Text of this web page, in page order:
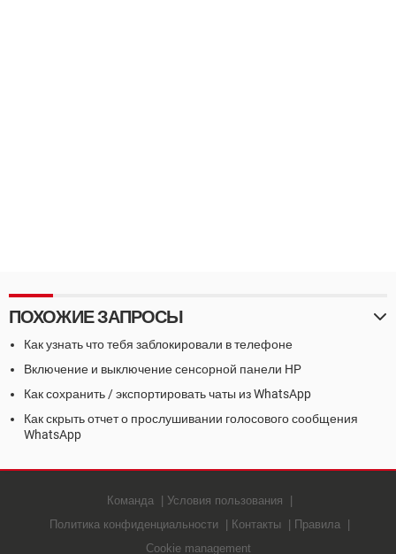
ПОХОЖИЕ ЗАПРОСЫ
Как узнать что тебя заблокировали в телефоне
Включение и выключение сенсорной панели HP
Как сохранить / экспортировать чаты из WhatsApp
Как скрыть отчет о прослушивании голосового сообщения
WhatsApp
Команда
Условия пользования
Политика конфиденциальности
Контакты
Правила
Cookie management